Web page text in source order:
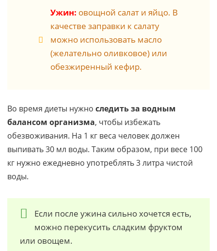
Ужин: овощной салат и яйцо. В
качестве заправки к салату
можно использовать масло
(желательно оливковое) или
обезжиренный кефир.
Во время диеты нужно следить за водным
балансом организма, чтобы избежать
обезвоживания. На 1 кг веса человек должен
выпивать 30 мл воды. Таким образом, при весе 100
кг нужно ежедневно употреблять 3 литра чистой
воды.
Если после ужина сильно хочется есть,
можно перекусить сладким фруктом
или овощем.